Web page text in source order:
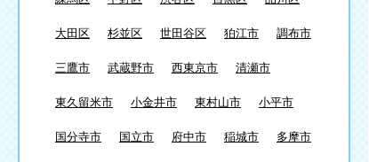
大田区 杉並区 世田谷区 狛江市 調布市
三鷹市 武蔵野市 西東京市 清瀬市
東久留米市 小金井市 東村山市 小平市
国分寺市 国立市 府中市 稲城市 多摩市